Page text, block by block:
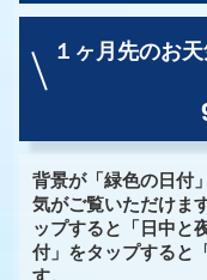
１ヶ月先のお天
背景が「緑色の日付
気がご覧いただけま
ップすると「日中と
付」をタップすると
す。